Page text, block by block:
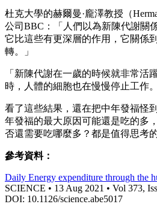
杜克大學的赫爾曼·龐澤教授（
公司BBC：「人們以為新陳代謝關
它比這些有更深層的作用，它關係
轉。」
「新陳代謝在一歲的時候就非常活
時，人體的細胞也在慢慢停止工作。
看了這些結果，還在把中年發福怪
年發福的最大原因可能還是吃的多
否還需要吃哪麼多？都是值得思考的
參考資料：
Daily Energy expenditure through the
SCIENCE • 13 Aug 2021 • Vol 373,
DOI: 10.1126/science.abe5017